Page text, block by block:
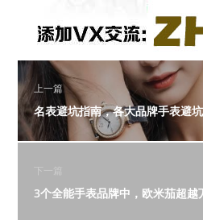
上一篇
名表避坑指南，各大品牌手表避
下一篇
3个全能手表品牌中，欧米茄超越